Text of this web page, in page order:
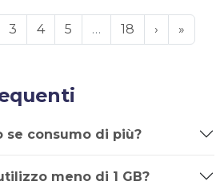
3 4 5 … 18 › »
se consumo di più?
meno di 1 GB?